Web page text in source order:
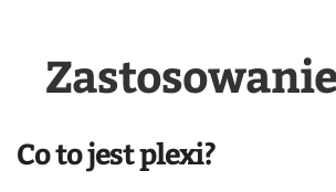
Co to jest plexi?